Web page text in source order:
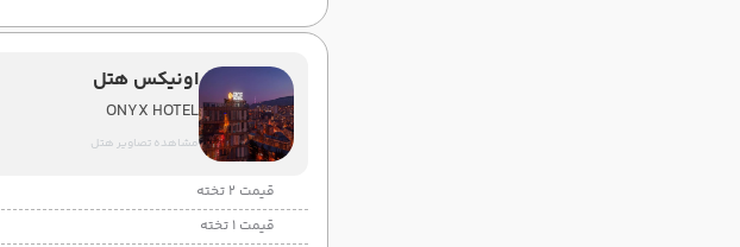
اونیکس هتل
ONYX HOTEL
مشاهده تصاویر هتل
قیمت 2 تخته
قیمت 1 تخته